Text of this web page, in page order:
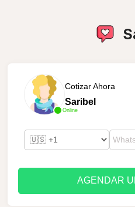
Online
Cotizar Ahora
Saribel
AGENDAR